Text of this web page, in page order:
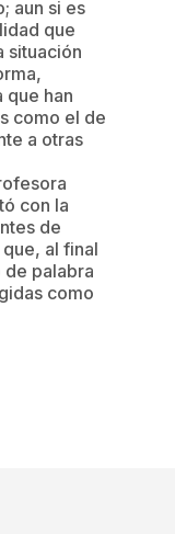
aun si es
que
situación
que han
como el de
a otras
con la
de
al final
palabra
como